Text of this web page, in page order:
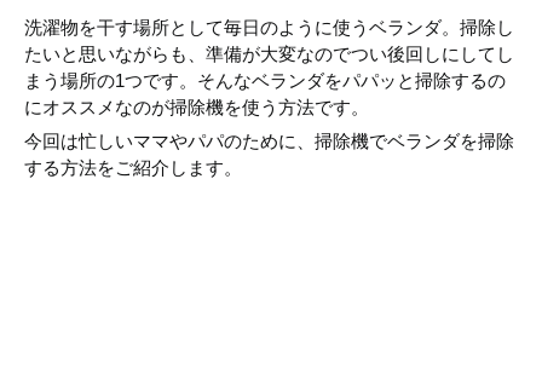
洗濯物を干す場所として毎日のように使うベランダ。掃除し
たいと思いながらも、準備が大変なのでつい後回しにしてし
まう場所の1つです。そんなベランダをパパッと掃除するの
にオススメなのが掃除機を使う方法です。
今回は忙しいママやパパのために、掃除機でベランダを掃除
する方法をご紹介します。